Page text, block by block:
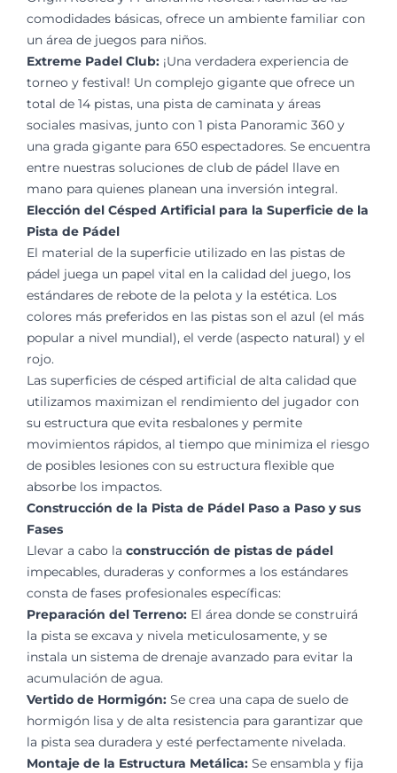
comodidades básicas, ofrece un ambiente familiar con
un área de juegos para niños.
Extreme Padel Club: ¡Una verdadera experiencia de
torneo y festival! Un complejo gigante que ofrece un
total de 14 pistas, una pista de caminata y áreas
sociales masivas, junto con 1 pista Panoramic 360 y
una grada gigante para 650 espectadores. Se encuentra
entre nuestras soluciones de club de pádel llave en
mano para quienes planean una inversión integral.
Elección del Césped Artificial para la Superficie de la
Pista de Pádel
El material de la superficie utilizado en las pistas de
pádel juega un papel vital en la calidad del juego, los
estándares de rebote de la pelota y la estética. Los
colores más preferidos en las pistas son el azul (el más
popular a nivel mundial), el verde (aspecto natural) y el
rojo.
Las superficies de césped artificial de alta calidad que
utilizamos maximizan el rendimiento del jugador con
su estructura que evita resbalones y permite
movimientos rápidos, al tiempo que minimiza el riesgo
de posibles lesiones con su estructura flexible que
absorbe los impactos.
Construcción de la Pista de Pádel Paso a Paso y sus
Fases
Llevar a cabo la construcción de pistas de pádel
impecables, duraderas y conformes a los estándares
consta de fases profesionales específicas:
Preparación del Terreno: El área donde se construirá
la pista se excava y nivela meticulosamente, y se
instala un sistema de drenaje avanzado para evitar la
acumulación de agua.
Vertido de Hormigón: Se crea una capa de suelo de
hormigón lisa y de alta resistencia para garantizar que
la pista sea duradera y esté perfectamente nivelada.
Montaje de la Estructura Metálica: Se ensambla y fija